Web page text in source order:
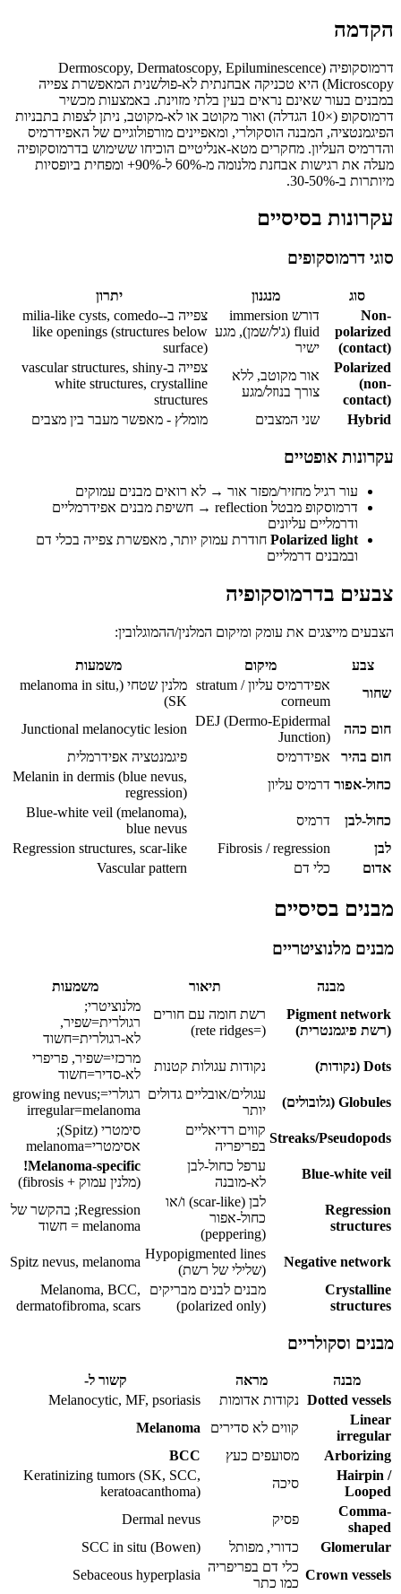
הקדמה
דרמוסקופיה (Dermoscopy, Dermatoscopy, Epiluminescence
Microscopy) היא טכניקה אבחנתית לא-פולשנית המאפשרת צפייה
במבנים בעור שאינם נראים בעין בלתי מזוינת. באמצעות מכשיר
דרמוסקופ (×10 הגדלה) ואור מקוטב או לא-מקוטב, ניתן לצפות בתבניות
הפיגמנטציה, המבנה הוסקולרי, ומאפיינים מורפולוגיים של האפידרמיס
והדרמיס העליון. מחקרים מטא-אנליטיים הוכיחו ששימוש בדרמוסקופיה
מעלה את רגישות אבחנת מלנומה מ-60% ל-90%+ ומפחית ביופסיות
מיותרות ב-30-50%.
עקרונות בסיסיים
סוגי דרמוסקופים
סוג מנגנון
יתרון
Non-
polarized
(contact)
דורש immersion
fluid (ג'ל/שמן), מגע
ישיר
צפייה ב-milia-like cysts, comedo-
like openings (structures below
surface)
Polarized
(non-
contact)
אור מקוטב, ללא
צורך בנוזל/מגע
צפייה ב-vascular structures, shiny
white structures, crystalline
structures
Hybrid
שני המצבים מומלץ - מאפשר מעבר בין מצבים
עקרונות אופטיים
עור רגיל מחזיר/מפזר אור → לא רואים מבנים עמוקים
דרמוסקופ מבטל reflection → חשיפת מבנים אפידרמליים
ודרמליים עליונים
Polarized light חודרת עמוק יותר, מאפשרת צפייה בכלי דם
ובמבנים דרמליים
צבעים בדרמוסקופיה
הצבעים מייצגים את עומק ומיקום המלנין/ההמוגלובין:
צבע מיקום
משמעות
שחור
אפידרמיס עליון / stratum
corneum
מלנין שטחי (melanoma in situ,
SK)
חום כהה
DEJ (Dermo-Epidermal
Junction)
Junctional melanocytic lesion
חום בהיר
אפידרמיס
פיגמנטציה אפידרמלית
כחול-אפור דרמיס עליון
Melanin in dermis (blue nevus,
regression)
כחול-לבן
דרמיס
Blue-white veil (melanoma),
blue nevus
לבן
Fibrosis / regression
Regression structures, scar-like
אדום
כלי דם Vascular pattern
מבנים בסיסיים
מבנים מלנוציטריים
מבנה תיאור
משמעות
Pigment network
(רשת פיגמנטרית)
רשת חומה עם חורים
(=rete ridges)
מלנוציטרי;
רגולרית=שפיר,
לא-רגולרית=חשוד
Dots (נקודות)
נקודות עגולות קטנות
מרכזי=שפיר, פריפרי
לא-סדיר=חשוד
Globules (גלובולים)
עגולים/אובליים גדולים
יותר
רגולרי=growing nevus;
irregular=melanoma
Streaks/Pseudopods
קווים רדיאליים
בפריפריה
סימטרי (Spitz);
אסימטרי=melanoma
Blue-white veil
ערפל כחול-לבן
לא-מובנה
Melanoma-specific!
(מלנין עמוק + fibrosis)
Regression
structures
לבן (scar-like) ו/או
כחול-אפור
(peppering)
Regression; בהקשר של
melanoma = חשוד
Negative network
Hypopigmented lines
(שלילי של רשת)
Spitz nevus, melanoma
Crystalline
structures
מבנים לבנים מבריקים
(polarized only)
Melanoma, BCC,
dermatofibroma, scars
מבנים וסקולריים
מבנה מראה
קשור ל-
Dotted vessels נקודות אדומות
Melanocytic, MF, psoriasis
Linear
irregular
קווים לא סדירים
Melanoma
Arborizing
מסועפים כעץ
BCC
Hairpin /
Looped
סיכה
Keratinizing tumors (SK, SCC,
keratoacanthoma)
Comma-
shaped
פסיק
Dermal nevus
Glomerular
כדורי, מפותל
SCC in situ (Bowen)
Crown vessels
כלי דם בפריפריה
כמו כתר
Sebaceous hyperplasia